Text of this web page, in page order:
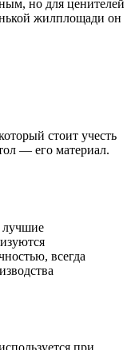
но для ценителей
жилплощади он
стоит учесть
— его материал.
лучшие
всегда